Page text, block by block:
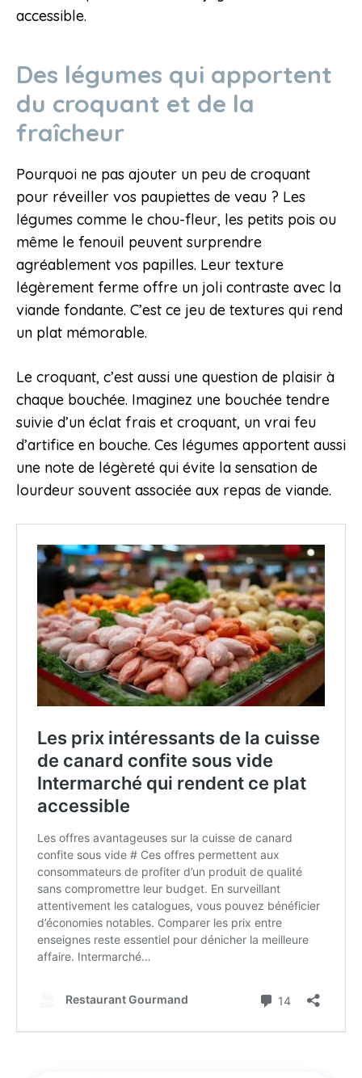
accessible.
Des légumes qui apportent
du croquant et de la
fraîcheur
Pourquoi ne pas ajouter un peu de croquant
pour réveiller vos paupiettes de veau ? Les
légumes comme le chou-fleur, les petits pois ou
même le fenouil peuvent surprendre
agréablement vos papilles. Leur texture
légèrement ferme offre un joli contraste avec la
viande fondante. C’est ce jeu de textures qui rend
un plat mémorable.
Le croquant, c’est aussi une question de plaisir à
chaque bouchée. Imaginez une bouchée tendre
suivie d’un éclat frais et croquant, un vrai feu
d’artifice en bouche. Ces légumes apportent aussi
une note de légèreté qui évite la sensation de
lourdeur souvent associée aux repas de viande.